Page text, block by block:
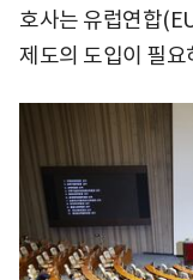
호사는 유럽연합
제도의 도입이 필